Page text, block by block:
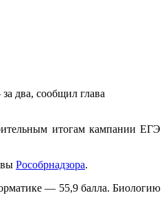
два, сообщил глава
итогам кампании ЕГЭ
Рособрнадзора.
— 55,9 балла. Биологию